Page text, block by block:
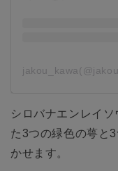
シロバナエンレイ
た3つの緑色の萼と
かせます。